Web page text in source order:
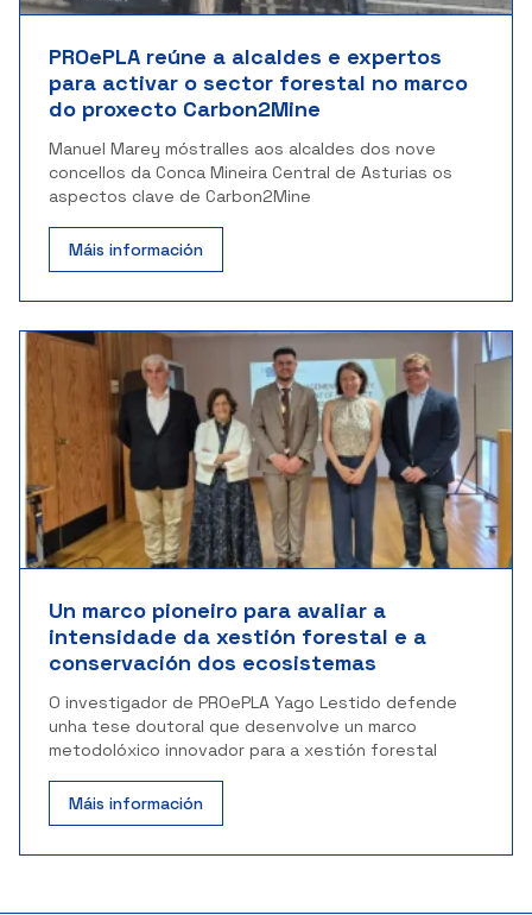
PROePLA reúne a alcaldes e expertos
para activar o sector forestal no marco
do proxecto Carbon2Mine
Manuel Marey móstralles aos alcaldes dos nove
concellos da Conca Mineira Central de Asturias os
aspectos clave de Carbon2Mine
Máis información
Un marco pioneiro para avaliar a
intensidade da xestión forestal e a
conservación dos ecosistemas
O investigador de PROePLA Yago Lestido defende
unha tese doutoral que desenvolve un marco
metodolóxico innovador para a xestión forestal
Máis información